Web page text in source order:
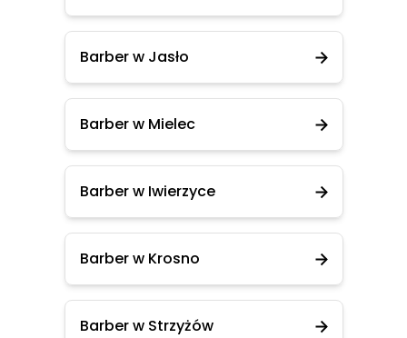
Barber w Jasło
Barber w Mielec
Barber w Iwierzyce
Barber w Krosno
Barber w Strzyżów